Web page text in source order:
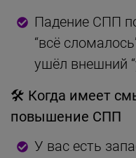
Падение СПП
“всё
ушёл внешний
🛠 Когда имеет
повышение СПП
У вас есть